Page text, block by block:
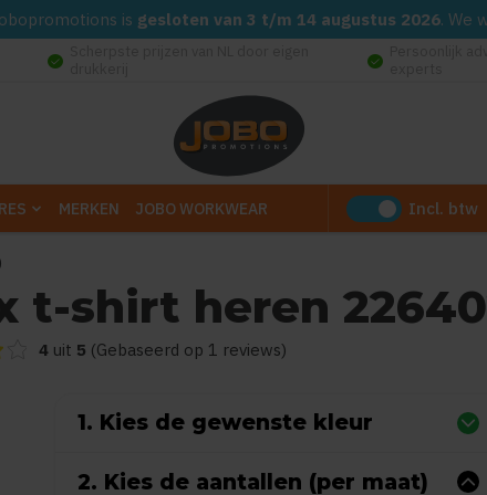
is gesloten van 3 t/m 14 augustus 2026. We
check_circle check_circle
MERKEN JOBO WORKWEAR Incl. btw
t-shirt heren
van dit product is4 van de 5
4uit 5 (Gebaseerd op 1 reviews)
1. Kies de gewenste kleur
2. Kies de aantallen (per maat)